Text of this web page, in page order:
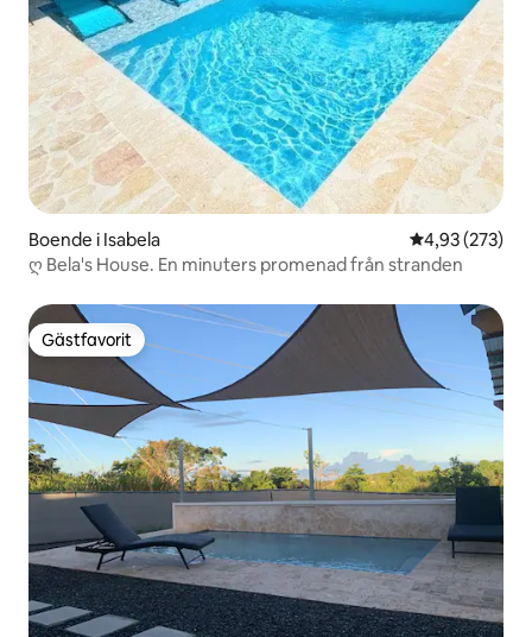
Boende i Isabela 4,93 av 5 i
4,93 (273)
ღ Bela's House. En minuters promenad från stranden
Gästfavorit
Gästfavorit